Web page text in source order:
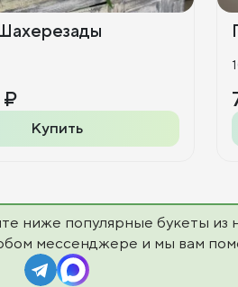
₽
Купить
ниже популярные букеты из
мессенджере и мы вам